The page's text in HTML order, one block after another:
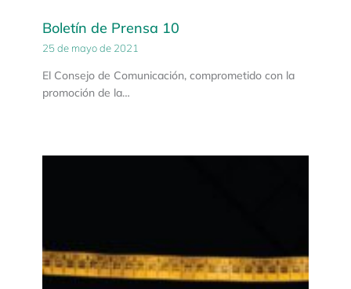
Boletín de Prensa 10
25 de mayo de 2021
El Consejo de Comunicación, comprometido con la
promoción de la…